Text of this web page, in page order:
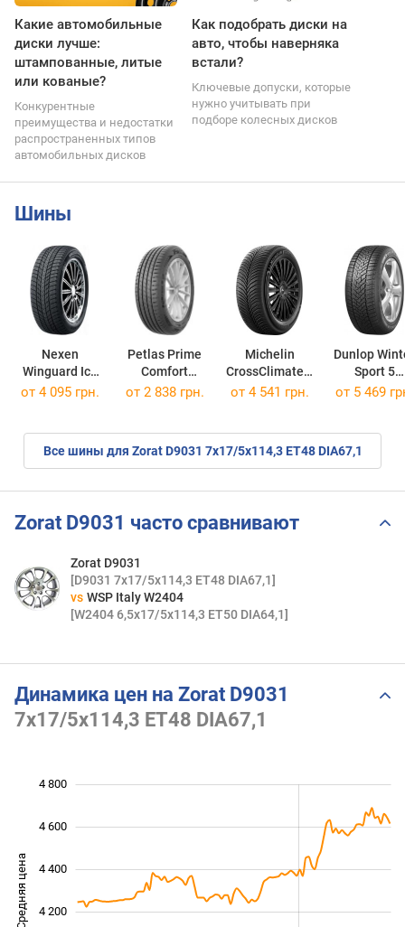
Какие автомобильные
диски лучше:
штампованные, литые
или кованые?
Конкурентные
преимущества и недостатки
распространенных типов
автомобильных дисков
Как подобрать диски на
авто, чтобы наверняка
встали?
Ключевые допуски, которые
нужно учитывать при
подборе колесных дисков
Шины
Nexen
Winguard Ice
Plus
Petlas Prime
Comfort
215/60 R17 100V
Michelin
CrossClimate 3
225/45 R17 91Y
Dunlop
Sport 5
225/65 R17
от 4 095 грн. от 2 838 грн. от 4 541 грн. от 5 469
Все шины для Zorat D9031 7x17/5x114,3 ET48 DIA67,1
Zorat D9031 часто сравнивают
Zorat D9031
[D9031 7x17/5x114,3 ET48 DIA67,1]
vs WSP Italy W2404
[W2404 6,5x17/5x114,3 ET50 DIA64,1]
Динамика цен на Zorat D9031
7x17/5x114,3 ET48 DIA67,1
Средняя цена 4 200
4 400
4 600
4 800